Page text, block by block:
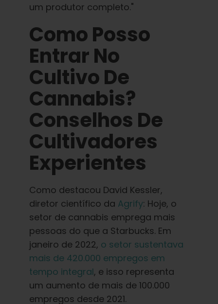
um produtor completo."
Como Posso
Entrar No
Cultivo De
Cannabis?
Conselhos De
Cultivadores
Experientes
Como destacou David Kessler,
diretor científico da Agrify: Hoje, o
setor de cannabis emprega mais
pessoas do que a Starbucks. Em
janeiro de 2022, o setor sustentava
mais de 420.000 empregos em
tempo integral, e isso representa
um aumento de mais de 100.000
empregos desde 2021.